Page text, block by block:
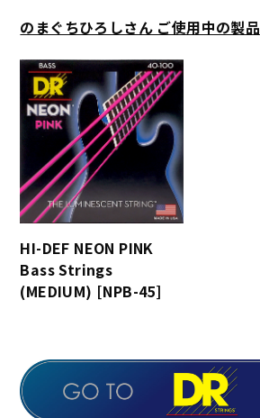
のまぐちひろしさん ご使用中の製品
HI-DEF NEON PINK
Bass Strings
(MEDIUM) [NPB-45]